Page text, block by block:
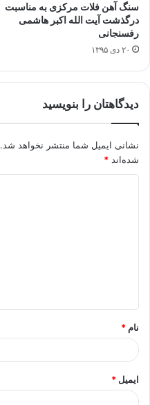
سنگ آهن فلات مرکزی به مناسبت
درگذشت آیت الله اکبر هاشمی
رفسنجانی
۲۰ دی ۱۳۹۵
دیدگاهتان را بنویسید
نشانی ایمیل شما منتشر نخواهد شد.
شده‌اند *
*
نام *
ایمیل *